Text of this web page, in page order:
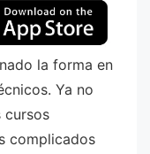
la forma en
Ya no
cursos
complicados